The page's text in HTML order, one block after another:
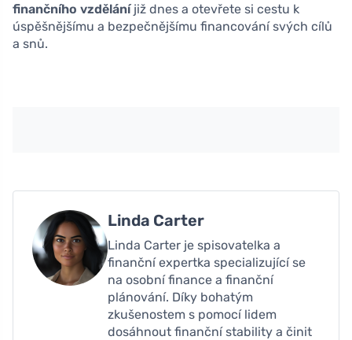
finančního vzděláníjiž dnes a otevřete si cestu k
úspěšnějšímu a bezpečnějšímu financování svých cílů
a snů.
Linda Carter
Linda Carter je spisovatelka a
finanční expertka specializující se
na osobní finance a finanční
plánování. Díky bohatým
zkušenostem s pomocí lidem
dosáhnout finanční stability a činit